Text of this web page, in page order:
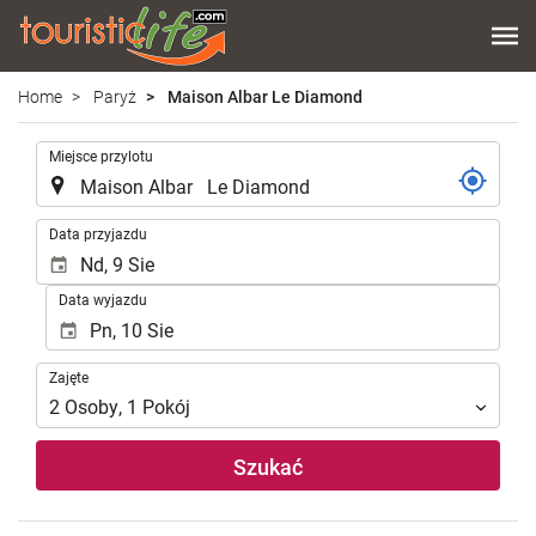
Home Paryż Maison Albar Le Diamond
Miejsce przylotu
Data przyjazdu
Data wyjazdu
Zajęte
Zajęte
2 Osoby, 1 Pokój
Szukać